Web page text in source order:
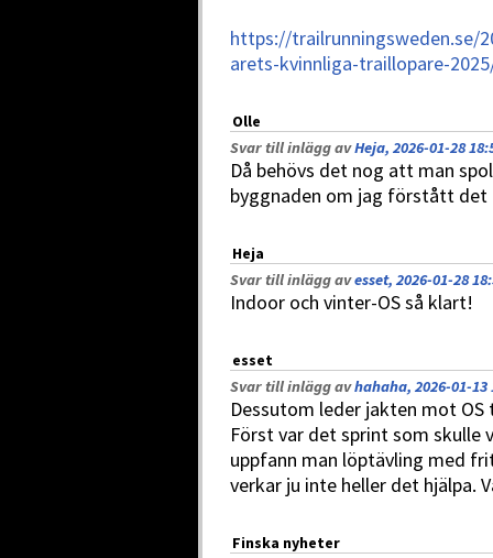
https://trailrunningsweden.se/
arets-kvinnliga-traillopare-
Olle
Svar till inlägg avHeja, 2026-01-28
Då behövs det nog att man
byggnaden om jag förstått
Heja
Svar till inlägg avesset, 2026-01-28
Indoor och vinter-OS så klart!
esset
Svar till inlägg avhahaha, 2026-01-13
Dessutom leder jakten mot
Först var det sprint som skulle
uppfann man löptävling med
verkar ju inte heller det hjälpa.
Finska nyheter